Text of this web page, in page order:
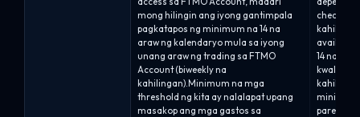
mong hilingin ang iyong gantimpala
pagkatapos ng minimum na 14 na
araw ng kalendaryo mula sa iyong
unang araw ng trading sa FTMO
Account (biweekly na
kahilingan).Minimum na mga
threshold ng kita ay nalalapat upang
masakop ang mga gastos sa
available
14 na
minimum